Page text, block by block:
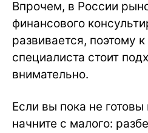
Впрочем, в России
финансового
развивается, поэтому
специалиста стоит
внимательно.
Если вы пока не готовы
начните с малого: